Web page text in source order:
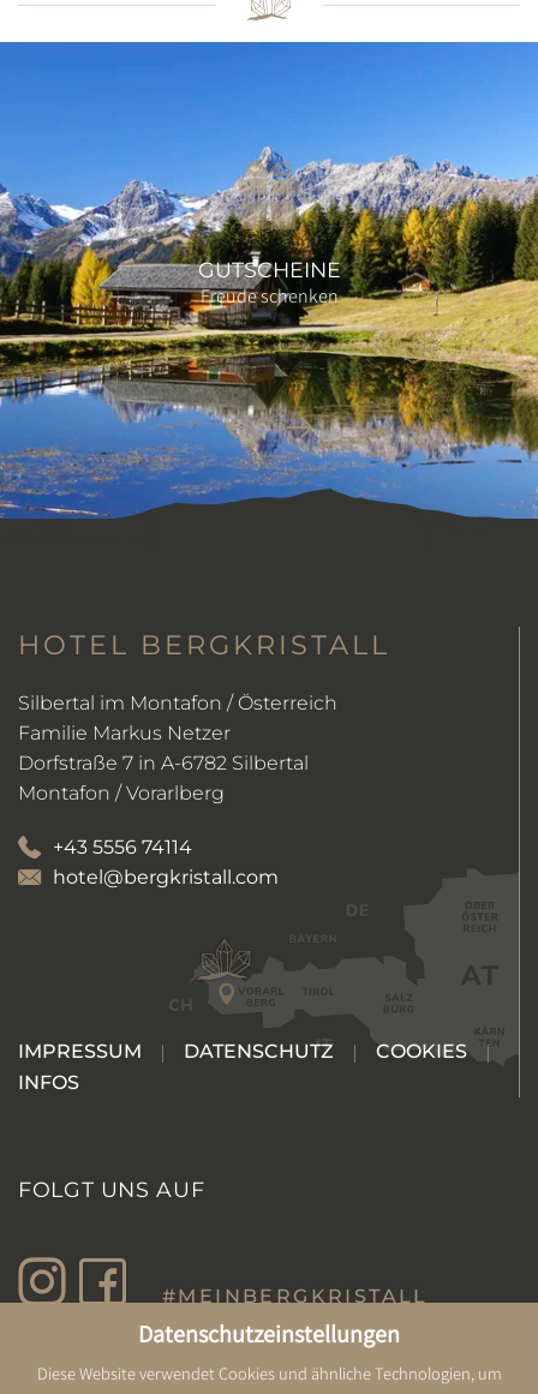
Datenschutzeinstellungen
Diese Website verwendet Cookies und ähnliche Technologien, um
GUTSCHEINE
Freude schenken
HOTEL BERGKRISTALL
Silbertal im Montafon / Österreich
Familie Markus Netzer
Dorfstraße 7 in A-6782 Silbertal
Montafon / Vorarlberg
+43 5556 74114
hotel@bergkristall.com
IMPRESSUM DATENSCHUTZ
COOKIES
INFOS
FOLGT UNS AUF
#MEINBERGKRISTALL
PARTNER & AUSZEICHNUNGEN